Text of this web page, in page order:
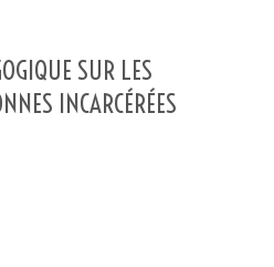
SUR LES
INCARCÉRÉES